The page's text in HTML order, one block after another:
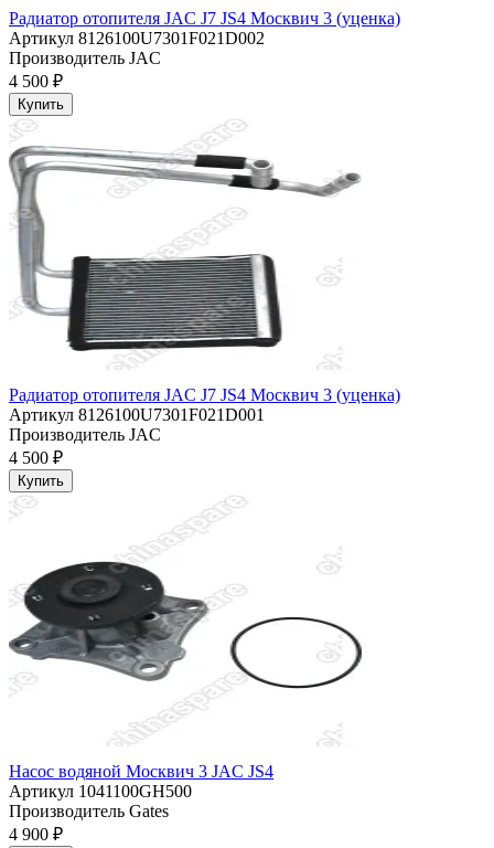
Радиатор отопителя JAC J7 JS4 Москвич 3 (уценка)
Артикул 8126100U7301F021D002
Производитель JAC
4 500 ₽
Купить
Радиатор отопителя JAC J7 JS4 Москвич 3 (уценка)
Артикул 8126100U7301F021D001
Производитель JAC
4 500 ₽
Купить
Насос водяной Москвич 3 JAC JS4
Артикул 1041100GH500
Производитель Gates
4 900 ₽